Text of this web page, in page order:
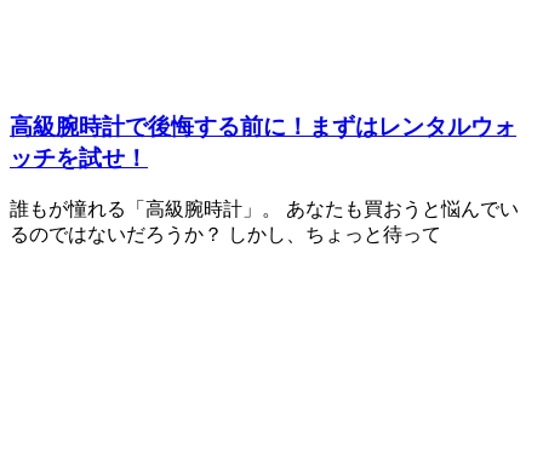
高級腕時計で後悔する前に！まずはレンタルウォ
ッチを試せ！
誰もが憧れる「高級腕時計」。 あなたも買おうと悩んでい
るのではないだろうか？ しかし、ちょっと待って